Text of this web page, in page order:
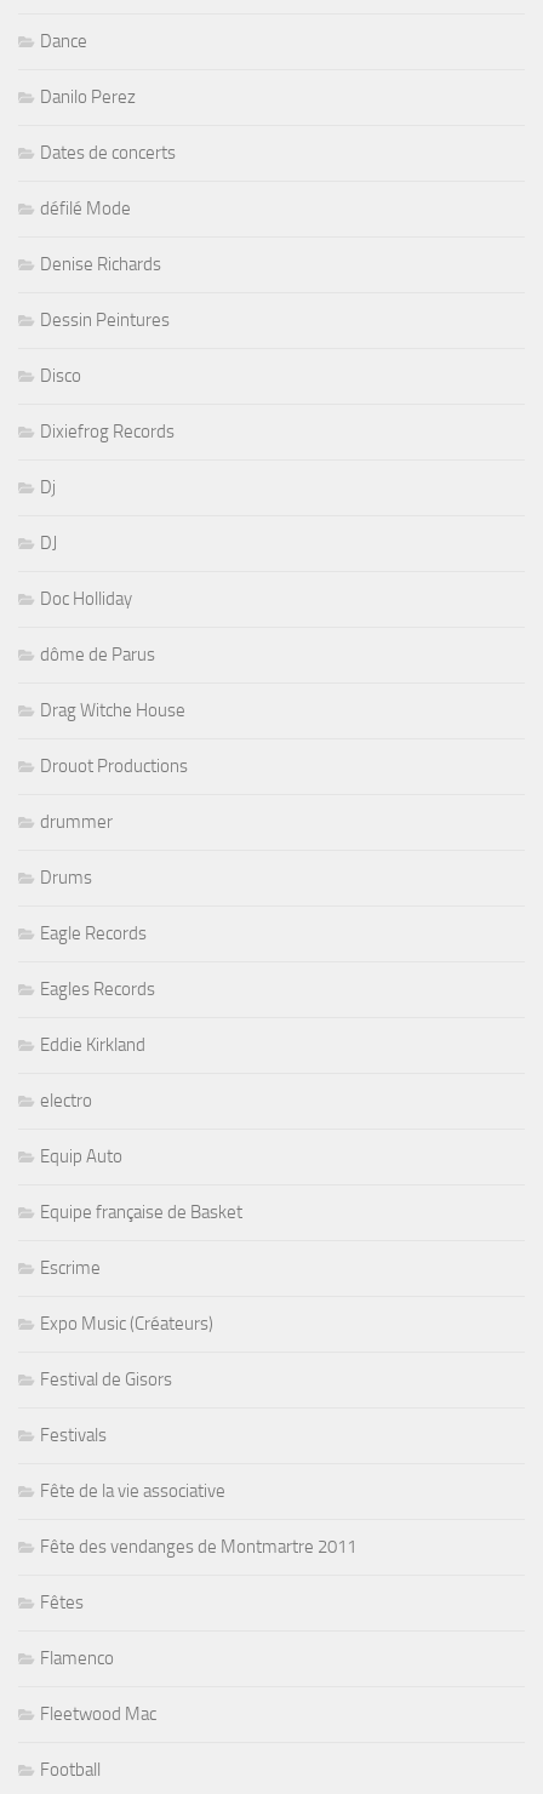
Dance
Danilo Perez
Dates de concerts
défilé Mode
Denise Richards
Dessin Peintures
Disco
Dixiefrog Records
Dj
DJ
Doc Holliday
dôme de Parus
Drag Witche House
Drouot Productions
drummer
Drums
Eagle Records
Eagles Records
Eddie Kirkland
electro
Equip Auto
Equipe française de Basket
Escrime
Expo Music (Créateurs)
Festival de Gisors
Festivals
Fête de la vie associative
Fête des vendanges de Montmartre 2011
Fêtes
Flamenco
Fleetwood Mac
Football